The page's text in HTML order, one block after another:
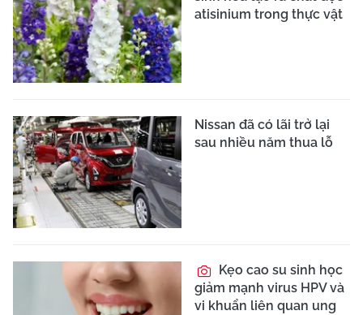
atisinium trong thực vật
Nissan đã có lãi trở lại
sau nhiều năm thua lỗ
Kẹo cao su sinh học
giảm mạnh virus HPV và
vi khuẩn liên quan ung